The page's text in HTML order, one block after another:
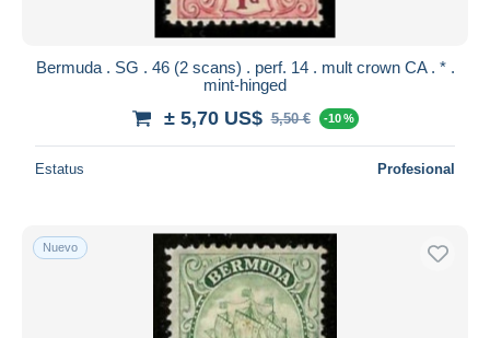
Bermuda . SG . 46 (2 scans) . perf. 14 . mult crown CA . * .
mint-hinged
± 5,70 US$ 5,50 € -10 %
Estatus Profesional
Nuevo